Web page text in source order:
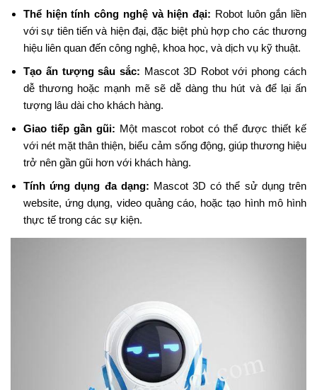
Thể hiện tính công nghệ và hiện đại: Robot luôn gắn liền
với sự tiên tiến và hiện đại, đặc biệt phù hợp cho các thương
hiệu liên quan đến công nghệ, khoa học, và dịch vụ kỹ thuật.
Tạo ấn tượng sâu sắc: Mascot 3D Robot với phong cách
dễ thương hoặc mạnh mẽ sẽ dễ dàng thu hút và để lại ấn
tượng lâu dài cho khách hàng.
Giao tiếp gần gũi: Một mascot robot có thể được thiết kế
với nét mặt thân thiện, biểu cảm sống động, giúp thương hiệu
trở nên gần gũi hơn với khách hàng.
Tính ứng dụng đa dạng: Mascot 3D có thể sử dụng trên
website, ứng dụng, video quảng cáo, hoặc tạo hình mô hình
thực tế trong các sự kiện.